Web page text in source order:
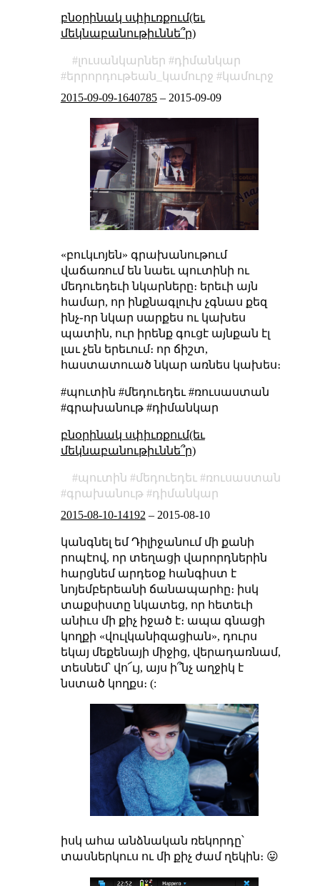
բնօրինակ սփիւռքում(եւ
մեկնաբանութիւննե՞ր)
լուսանկարներ
դիմանկար
երրորդութեան_կամուրջ
կամուրջ
2015-09-09-1640785– 2015-09-09
«բուկւոյեն» գրախանութում
վաճառում են նաեւ պուտինի ու
մեդուեդեւի նկարները։ երեւի այն
համար, որ ինքնագլուխ չգնաս քեզ
ինչ֊որ նկար սարքես ու կախես
պատին, ուր իրենք գուցէ այնքան էլ
լաւ չեն երեւում։ որ ճիշտ,
հաստատուած նկար առնես կախես։
#պուտին #մեդուեդեւ #ռուսաստան
#գրախանութ #դիմանկար
բնօրինակ սփիւռքում(եւ
մեկնաբանութիւննե՞ր)
պուտին մեդուեդեւ
ռուսաստան
գրախանութ
դիմանկար
2015-08-10-14192 – 2015-08-10
կանգնել եմ Դիլիջանում մի քանի
րոպէով, որ տեղացի վարորդներին
հարցնեմ արդեօք հանգիստ է
նոյեմբերեանի ճանապարհը։ իսկ
տաքսիստը նկատեց, որ հետեւի
անիւս մի քիչ իջած է։ ապա գնացի
կողքի «վուլկանիզացիան», դուրս
եկայ մեքենայի միջից, վերադառնամ,
տեսնեմ՝ վո՜ւյ, այս ի՞նչ աղջիկ է
նստած կողքս։ (:
իսկ ահա անձնական ռեկորդը՝
տասներկուս ու մի քիչ ժամ ղեկին։ 😛